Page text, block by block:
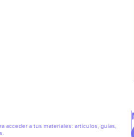
acceder a tus materiales: artículos, guías,